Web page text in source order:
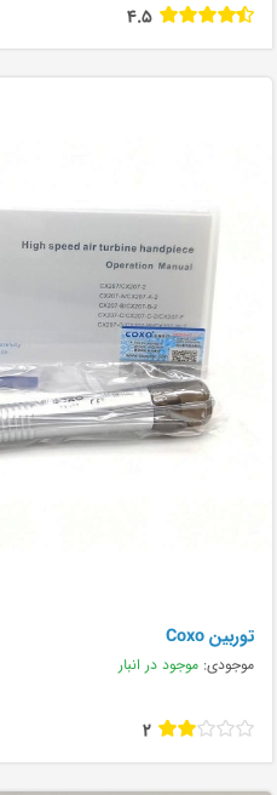
4.5
توربین Coxo
موجودی: موجود در انبار
2